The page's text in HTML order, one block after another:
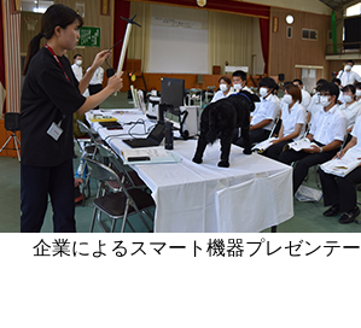
企業によるスマート機器プレゼンテ